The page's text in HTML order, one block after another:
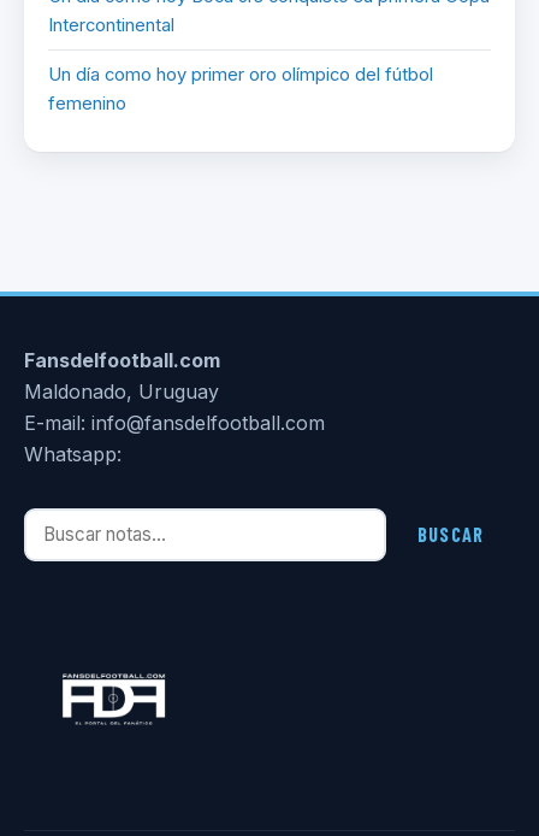
Intercontinental
Un día como hoy primer oro olímpico del fútbol
femenino
Fansdelfootball.com
Maldonado, Uruguay
E-mail: info@fansdelfootball.com
Whatsapp:
Buscar notas BUSCAR